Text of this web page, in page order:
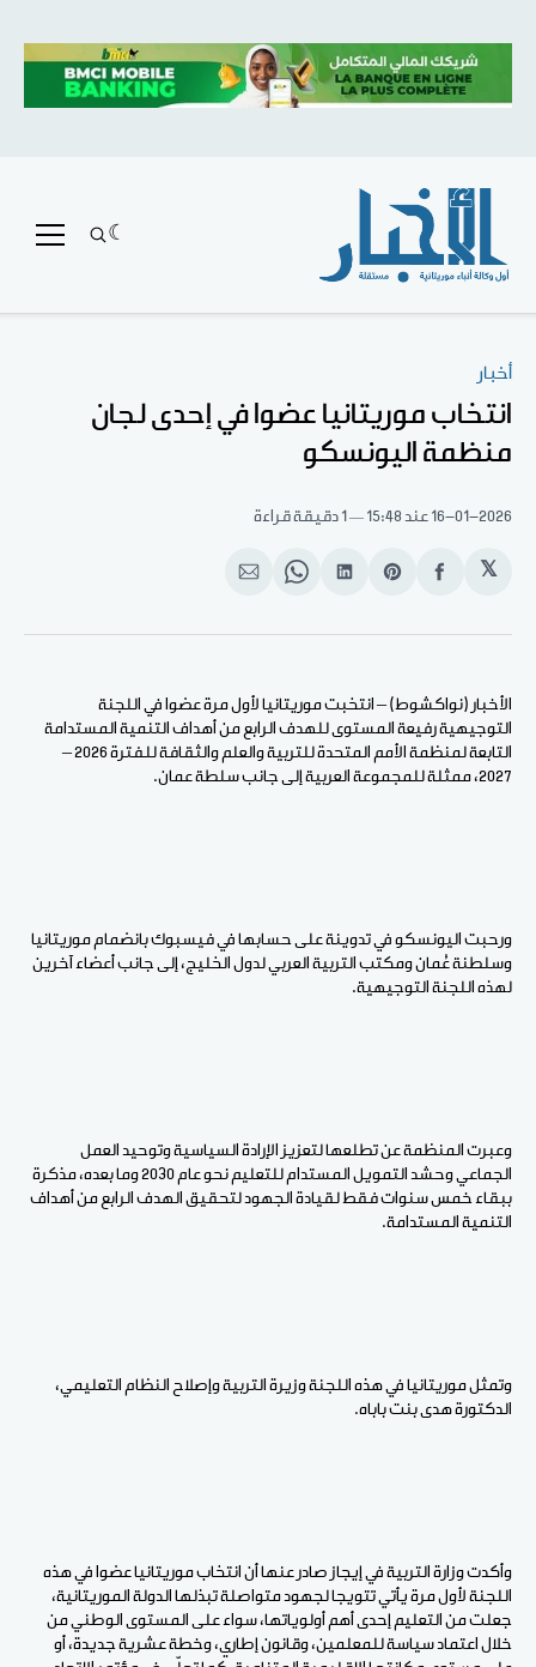
أخبار
انتخاب موريتانيا عضوا في إحدى لجان
منظمة اليونسكو
16-01-2026 عند 15:48 1 دقيقة قراءة
𝕏
انشر
الفيسبوك
Share
Pinterest
انشر
لينكد
Share
WhatsApp
انشر
الإيميل
الأخبار (نواكشوط) – انتخبت موريتانيا لأول مرة عضوا في اللجنة
التوجيهية رفيعة المستوى للهدف الرابع من أهداف التنمية المستدامة
التابعة لمنظمة الأمم المتحدة للتربية والعلم والثقافة للفترة 2026 –
2027، ممثلة للمجموعة العربية إلى جانب سلطة عمان.
ورحبت اليونسكو في تدوينة على حسابها في فيسبوك بانضمام موريتانيا
وسلطنة عُمان ومكتب التربية العربي لدول الخليج، إلى جانب أعضاء آخرين
لهذه اللجنة التوجيهية.
وعبرت المنظمة عن تطلعها لتعزيز الإرادة السياسية وتوحيد العمل
الجماعي وحشد التمويل المستدام للتعليم نحو عام 2030 وما بعده، مذكرة
ببقاء خمس سنوات فقط لقيادة الجهود لتحقيق الهدف الرابع من أهداف
التنمية المستدامة.
وتمثل موريتانيا في هذه اللجنة وزيرة التربية وإصلاح النظام التعليمي،
الدكتورة هدى بنت باباه.
وأكدت وزارة التربية في إيجاز صادر عنها أن انتخاب موريتانيا عضوا في هذه
اللجنة لأول مرة يأتي تتويجا لجهود متواصلة تبذلها الدولة الموريتانية،
جعلت من التعليم إحدى أهم أولوياتها، سواء على المستوى الوطني من
خلال اعتماد سياسة للمعلمين، وقانون إطاري، وخطة عشرية جديدة، أو